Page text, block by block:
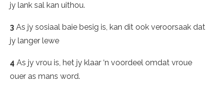
jy lank sal kan uithou.
3 As jy sosiaal baie besig is, kan dit ook veroorsaak dat
jy langer lewe
4 As jy vrou is, het jy klaar ‘n voordeel omdat vroue
ouer as mans word.